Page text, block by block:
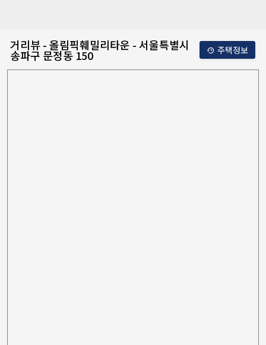
거리뷰 - 올림픽훼밀리타운 - 서울특별시
송파구 문정동 150 주택정보